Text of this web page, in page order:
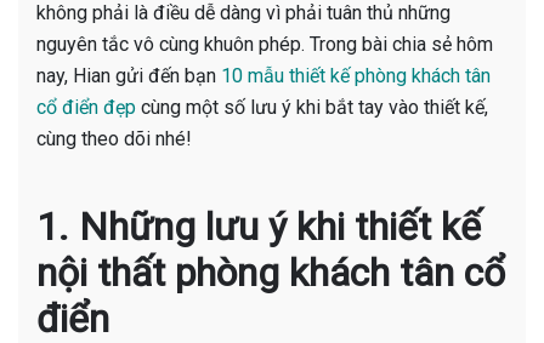
không phải là điều dễ dàng vì phải tuân thủ những
nguyên tắc vô cùng khuôn phép. Trong bài chia sẻ hôm
nay, Hian gửi đến bạn 10 mẫu thiết kế phòng khách tân
cổ điển đẹp cùng một số lưu ý khi bắt tay vào thiết kế,
cùng theo dõi nhé!
1. Những lưu ý khi thiết kế
nội thất phòng khách tân cổ
điển